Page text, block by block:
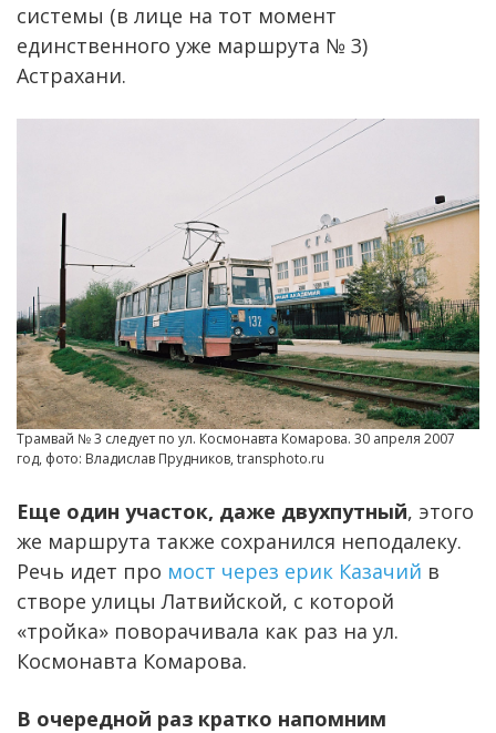
системы (в лице на тот момент
единственного уже маршрута № 3)
Астрахани.
Трамвай № 3 следует по ул. Космонавта Комарова. 30 апреля 2007
год, фото: Владислав Прудников, transphoto.ru
Еще один участок, даже двухпутный, этого
же маршрута также сохранился неподалеку.
Речь идет про мост через ерик Казачий в
створе улицы Латвийской, с которой
«тройка» поворачивала как раз на ул.
Космонавта Комарова.
В очередной раз кратко напомним